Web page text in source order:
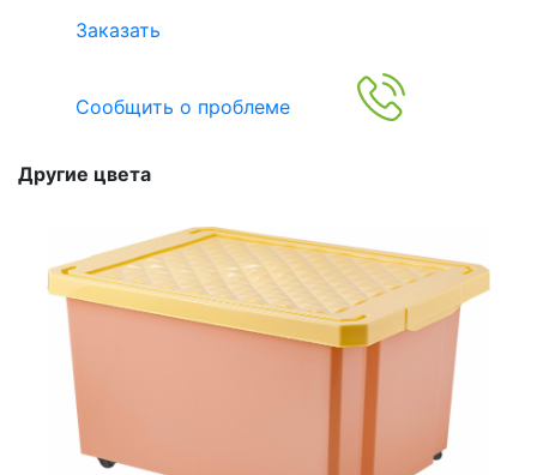
Заказать
Сообщить о проблеме
Другие цвета